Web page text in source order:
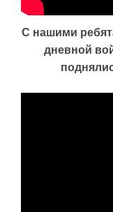
С нашими
дневной